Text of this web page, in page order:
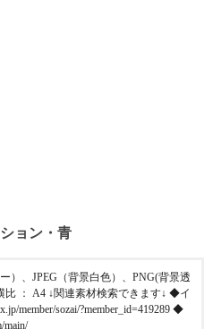
ョン・青
）、JPEG（背景白色）、PNG(背景透
： A4 ↓関連素材検索できます↓ ◆イ
member/sozai/?member_id=419289 ◆
main/